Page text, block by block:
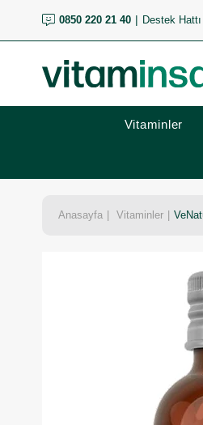
0850 220 21 40 Destek
Vitaminler
Anasayfa Vitaminler